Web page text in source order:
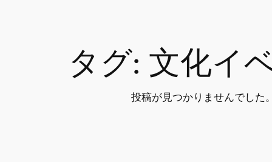
タグ: 文化イ
投稿が見つかりませんでした